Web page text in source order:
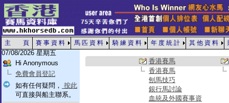
主 頁 賽 事 資 料 馬 匹 資 料 騎 練 資 料 年 度 統 計 其 他 資 料
07/08/2026 星期五
Hi Anonymous
免費會員登記
如有任何疑問， 按此
可直接與船主聯系。
香港賽馬
香港賽馬
刨馬技巧
銀行馬討論
血統及外國賽事資